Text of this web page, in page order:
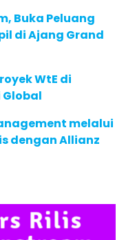
Buka Peluang
di Ajang Grand
WtE di
Global
melalui
dengan Allianz